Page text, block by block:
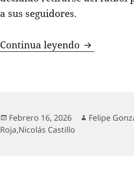
a sus seguidores.
Continua leyendo Nicolás
Publicado
el
Febrero 16, 2026 Autor
Felipe
Roja,Nicolás Castillo